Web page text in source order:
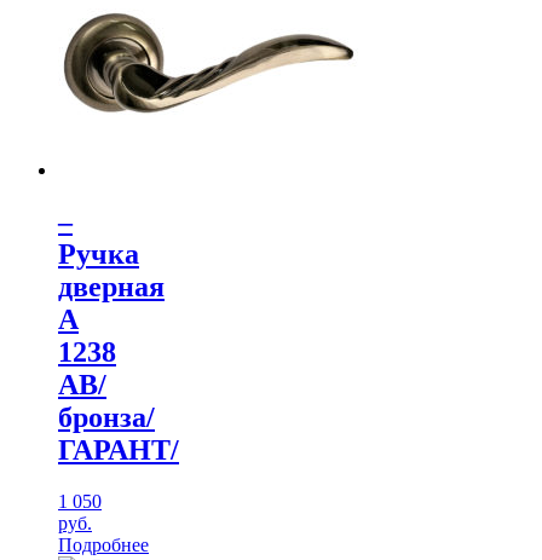
–
Ручка
дверная
А
1238
АB/
бронза/
ГАРАНТ/
1 050
руб.
Подробнее